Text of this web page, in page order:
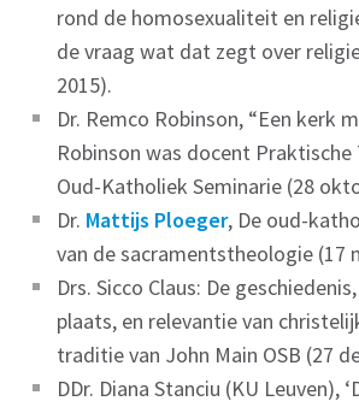
rond de homosexualiteit en
de vraag wat dat zegt over
2015).
Dr. Remco Robinson, “Een kerk
Robinson was docent
Oud-Katholiek Seminarie (28
Dr. Mattijs Ploeger, De oud-
van de sacramentstheologie (17
Drs. Sicco Claus: De
plaats, en relevantie van
traditie van John Main OSB (27
DDr. Diana Stanciu (KU Leuven),